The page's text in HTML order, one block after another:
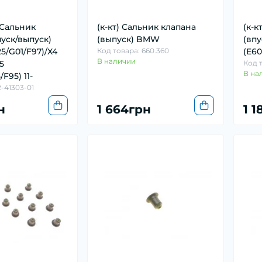
выпуск)
G01/F97)/X4
11-
41303-01
(к-кт) Сальник клапана
(выпуск) BMW
Код товара: 660.360
В наличии
1 664грн
(к-
Код
В
1